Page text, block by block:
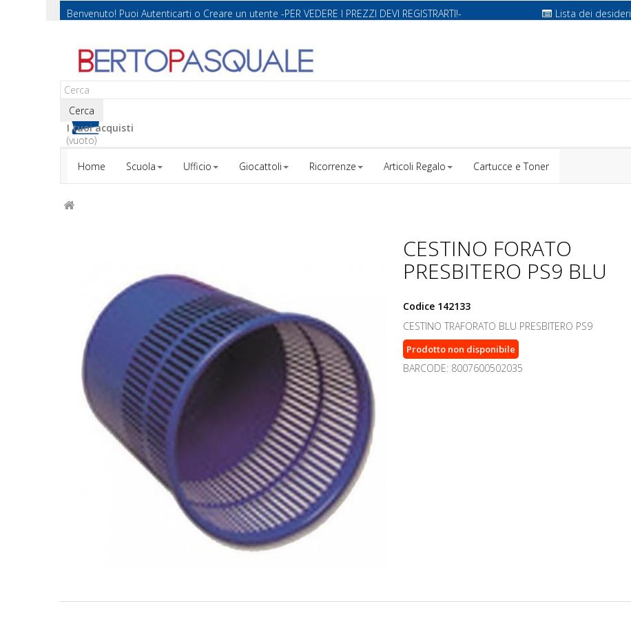
Benvenuto! Puoi Autenticarti o Creare un utente -PER VEDERE I PREZZI DEVI REGISTRARTI!- Lista dei desideri
Cerca
I tuoi acquisti
(vuoto)
Home
Scuola Ufficio Giocattoli Ricorrenze Articoli Regalo Cartucce e Toner
CESTINO FORATO
PRESBITERO PS9 BLU
Codice 142133
CESTINO TRAFORATO BLU PRESBITERO PS9
Prodotto non disponibile
BARCODE: 8007600502035